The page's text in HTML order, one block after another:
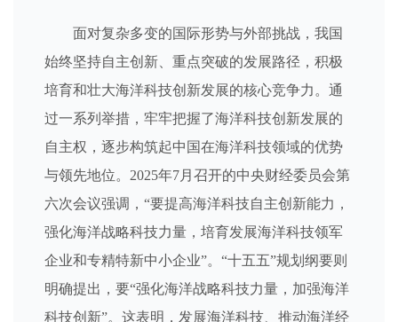
面对复杂多变的国际形势与外部挑战，我国
始终坚持自主创新、重点突破的发展路径，积极
培育和壮大海洋科技创新发展的核心竞争力。通
过一系列举措，牢牢把握了海洋科技创新发展的
自主权，逐步构筑起中国在海洋科技领域的优势
与领先地位。2025年7月召开的中央财经委员会第
六次会议强调，“要提高海洋科技自主创新能力，
强化海洋战略科技力量，培育发展海洋科技领军
企业和专精特新中小企业”。“十五五”规划纲要则
明确提出，要“强化海洋战略科技力量，加强海洋
科技创新”。这表明，发展海洋科技、推动海洋经